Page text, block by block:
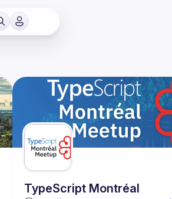
TypeScript Montréal